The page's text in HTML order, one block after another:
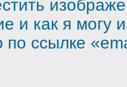
и как я могу
ссылке